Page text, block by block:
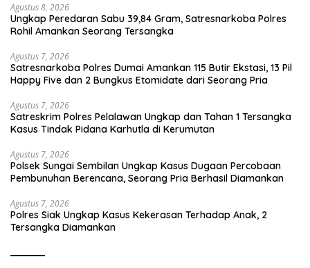
Agustus 8, 2026
Ungkap Peredaran Sabu 39,84 Gram, Satresnarkoba Polres
Rohil Amankan Seorang Tersangka
Agustus 7, 2026
Satresnarkoba Polres Dumai Amankan 115 Butir Ekstasi, 13 Pil
Happy Five dan 2 Bungkus Etomidate dari Seorang Pria
Agustus 7, 2026
Satreskrim Polres Pelalawan Ungkap dan Tahan 1 Tersangka
Kasus Tindak Pidana Karhutla di Kerumutan
Agustus 7, 2026
Polsek Sungai Sembilan Ungkap Kasus Dugaan Percobaan
Pembunuhan Berencana, Seorang Pria Berhasil Diamankan
Agustus 7, 2026
Polres Siak Ungkap Kasus Kekerasan Terhadap Anak, 2
Tersangka Diamankan